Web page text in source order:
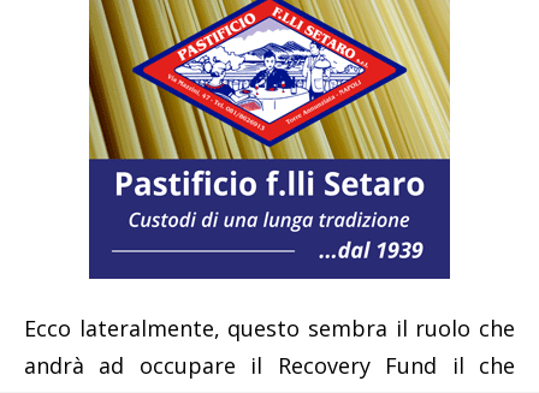
Ecco lateralmente, questo sembra il ruolo che
andrà ad occupare il Recovery Fund il che